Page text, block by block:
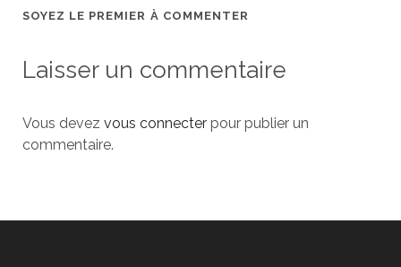
SOYEZ LE PREMIER À COMMENTER
Laisser un commentaire
Vous devez vous connecterpour publier un
commentaire.